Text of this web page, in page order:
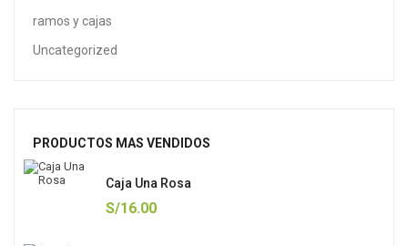
ramos y cajas
Uncategorized
PRODUCTOS MAS VENDIDOS
Caja Una Rosa
S/16.00